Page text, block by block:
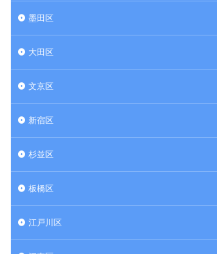
墨田区
大田区
文京区
新宿区
杉並区
板橋区
江戸川区